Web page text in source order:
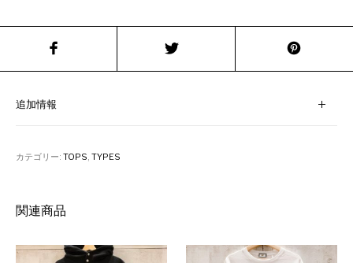
追加情報
カテゴリー:TOPS ,TYPES
関連商品